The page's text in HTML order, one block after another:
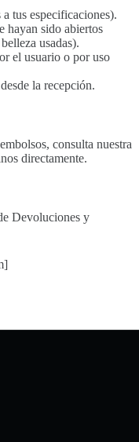
tus especificaciones).
hayan sido abiertos
usadas).
el usuario o por uso
la recepción.
consulta nuestra
directamente.
Devoluciones y